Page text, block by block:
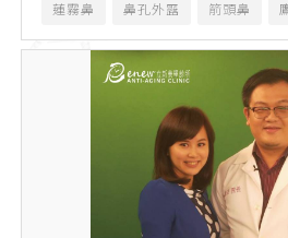
蓮霧鼻 鼻孔外露 箭頭鼻